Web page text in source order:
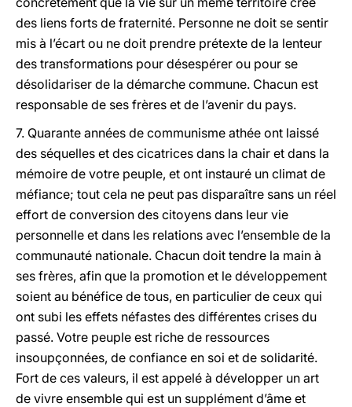
des liens forts de fraternité. Personne ne doit se sentir
mis à l’écart ou ne doit prendre prétexte de la lenteur
des transformations pour désespérer ou pour se
désolidariser de la démarche commune. Chacun est
responsable de ses frères et de l’avenir du pays.
7. Quarante années de communisme athée ont laissé
des séquelles et des cicatrices dans la chair et dans la
mémoire de votre peuple, et ont instauré un climat de
méfiance; tout cela ne peut pas disparaître sans un réel
effort de conversion des citoyens dans leur vie
personnelle et dans les relations avec l’ensemble de la
communauté nationale. Chacun doit tendre la main à
ses frères, afin que la promotion et le développement
soient au bénéfice de tous, en particulier de ceux qui
ont subi les effets néfastes des différentes crises du
passé. Votre peuple est riche de ressources
insoupçonnées, de confiance en soi et de solidarité.
Fort de ces valeurs, il est appelé à développer un art
de vivre ensemble qui est un supplément d’âme et